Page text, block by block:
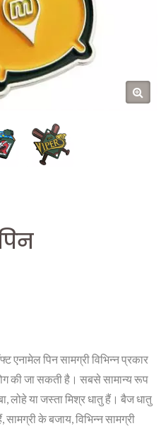
एनामेल पिन सामग्री विभिन्न प्रकार
की जा सकती है। सबसे सामान्य रूप
लोहे या जस्ता मिश्र धातु हैं। बैज धातु
के बजाय, विभिन्न सामग्री